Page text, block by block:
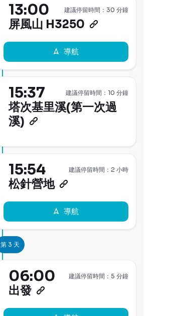
13:00
屏風山 H3250
建議停留時間：30 分鐘
導航
15:37
塔次基里溪(第一次過
溪)
建議停留時間：10 分鐘
15:54
松針營地
建議停留時間：2 小時
導航
第 3 天
06:00
出發
建議停留時間：5 分鐘